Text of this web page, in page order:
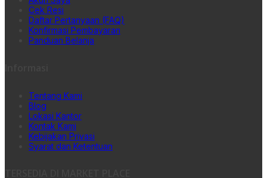
Cek Resi
Daftar Pertanyaan (FAQ)
Konfirmasi Pembayaran
Panduan Belanja
Tentang Kami
Blog
Lokasi Kantor
Kontak Kami
Kebijakan Privasi
Syarat dan Ketentuan